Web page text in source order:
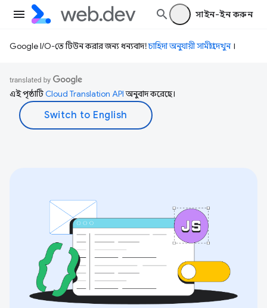
সাইন-ইন করুন
Google I/O-তে টিউন করার জন্য ধন্যবাদ!চাহিদা অনুযায়ী সামগ্রী দেখুন।
এই পৃষ্ঠাটিCloud Translation APIঅনুবাদ করেছে।